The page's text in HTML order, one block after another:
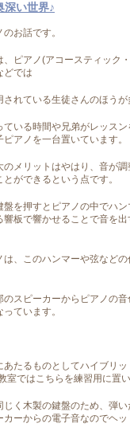
深い世界♪
お話です。
、ピアノ(アコースティック
どでは
れている生徒さんのほうが
ている時間や兄弟がレッス
アノを一台置いています。
のメリットはやはり、音が
ができるという点です。
盤を押すとピアノの中でハ
響板で響かせることで音を
は、このハンマーや弦など
のスピーカーからピアノの
ています。
あたるものとしてハイブリ
室ではこちらを練習用に置い
じく木製の鍵盤のため、弾
カーからの電子音なのでヘ